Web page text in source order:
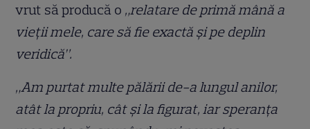
vrut să producă o „relatare de primă mână a
vieții mele, care să fie exactă și pe deplin
veridică”.
„Am purtat multe pălării de-a lungul anilor,
atât la propriu, cât și la figurat, iar speranța